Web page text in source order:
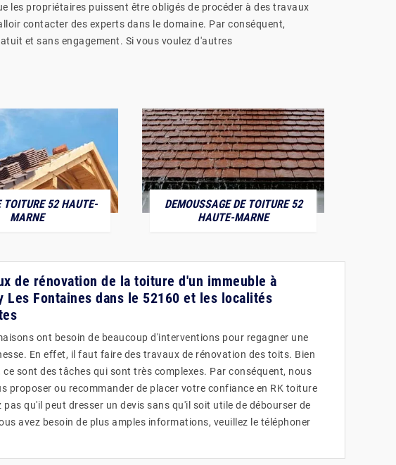
les propriétaires puissent être obligés de procéder à des travaux
contacter des experts dans le domaine. Par conséquent,
et sans engagement. Si vous voulez d'autres
TOITURE 52 HAUTE-
MARNE
DEMOUSSAGE DE TOITURE 52
HAUTE-MARNE
de rénovation de la toiture d'un immeuble à
Les Fontaines dans le 52160 et les localités
ont besoin de beaucoup d'interventions pour regagner une
En effet, il faut faire des travaux de rénovation des toits. Bien
ce sont des tâches qui sont très complexes. Par conséquent, nous
proposer ou recommander de placer votre confiance en RK toiture
pas qu'il peut dresser un devis sans qu'il soit utile de débourser de
avez besoin de plus amples informations, veuillez le téléphoner